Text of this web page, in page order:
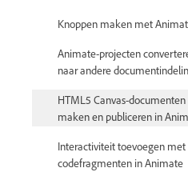
Knoppen maken met
Animate-projecten
naar andere
HTML5 Canvas-documenten
maken en publiceren in
Interactiviteit toevoegen met
codefragmenten in Animate